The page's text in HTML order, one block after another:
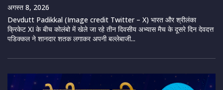
अगस्त 8, 2026
Devdutt Padikkal (Image credit Twitter – X) भारत और श्रीलंका
क्रिकेट XI के बीच कोलंबो में खेले जा रहे तीन दिवसीय अभ्यास मैच के दूसरे दिन देवदत्त
पडिक्कल ने शानदार शतक लगाकर अपनी बल्लेबाजी...